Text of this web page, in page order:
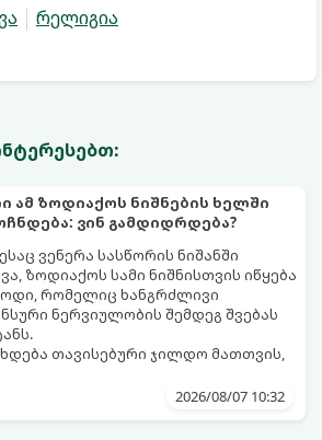
რელიგია
ამ ზოდიაქოს ნიშნების ხელში
ვინ გამდიდრდება?
ვენერა სასწორის ნიშანში
ზოდიაქოს სამი ნიშნისთვის იწყება
რომელიც ხანგრძლივი
ნერვიულობის შემდეგ შვებას
თავისებური ჯილდო მათთვის,
და სირთულეების მიუხედავად წინ
2026/08/07 10:32